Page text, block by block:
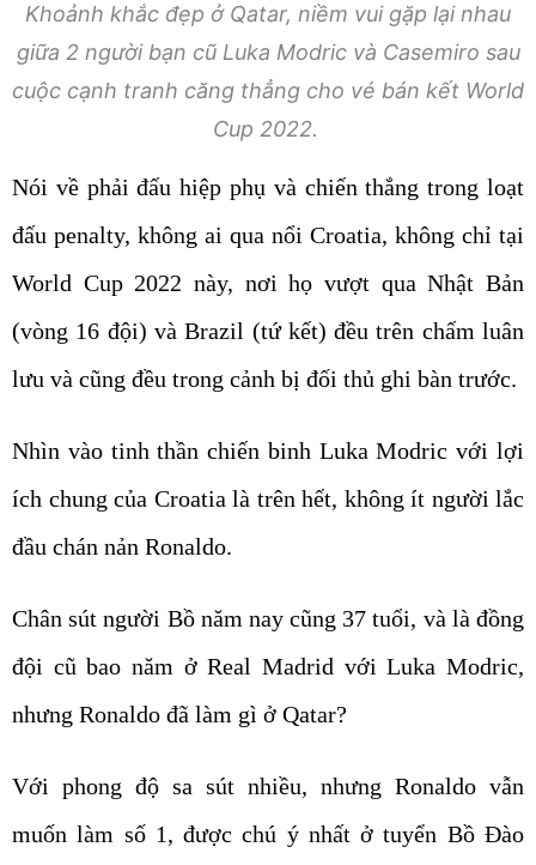
Khoảnh khắc đẹp ở Qatar, niềm vui gặp lại nhau
giữa 2 người bạn cũ Luka Modric và Casemiro sau
cuộc cạnh tranh căng thẳng cho vé bán kết World
Cup 2022.
Nói về phải đấu hiệp phụ và chiến thắng trong loạt
đấu penalty, không ai qua nổi Croatia, không chỉ tại
World Cup 2022 này, nơi họ vượt qua Nhật Bản
(vòng 16 đội) và Brazil (tứ kết) đều trên chấm luân
lưu và cũng đều trong cảnh bị đối thủ ghi bàn trước.
Nhìn vào tinh thần chiến binh Luka Modric với lợi
ích chung của Croatia là trên hết, không ít người lắc
đầu chán nản Ronaldo.
Chân sút người Bồ năm nay cũng 37 tuổi, và là đồng
đội cũ bao năm ở Real Madrid với Luka Modric,
nhưng Ronaldo đã làm gì ở Qatar?
Với phong độ sa sút nhiều, nhưng Ronaldo vẫn
muốn làm số 1, được chú ý nhất ở tuyển Bồ Đào